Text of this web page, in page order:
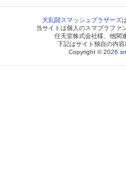
大乱闘スマッシュブラザーズ
当サイトは個人のスマブラファ
任天堂株式会社様、他関
下記はサイト独自の内容
Copyright © 2026